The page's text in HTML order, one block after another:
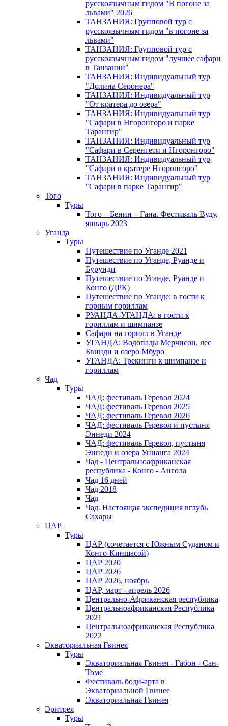
русскоязычным гидом "В погоне за
львами" 2026
ТАНЗАНИЯ: Групповой тур с
русскоязычным гидом "в погоне за
львами"
ТАНЗАНИЯ: Групповой тур с
русскоязычным гидом "лучшее сафари
в Танзании"
ТАНЗАНИЯ: Индивидуальный тур
"Долина Серонера"
ТАНЗАНИЯ: Индивидуальный тур
"От кратера до озера"
ТАНЗАНИЯ: Индивидуальный тур
"Сафари в Нгоронгоро и парке
Тарангир"
ТАНЗАНИЯ: Индивидуальный тур
"Сафари в Серенгети и Нгоронгоро"
ТАНЗАНИЯ: Индивидуальный тур
"Сафари в кратере Нгоронгоро"
ТАНЗАНИЯ: Индивидуальный тур
"Сафари в парке Тарангир"
Того
Туры
Того – Бенин – Гана. Фестиваль Вуду,
январь 2023
Уганда
Туры
Путешествие по Уганде 2021
Путешествие по Уганде, Руанде и
Бурунди
Путешествие по Уганде, Руанде и
Конго (ДРК)
Путешествие по Уганде: в гости к
горным гориллам
РУАНДА-УГАНДА: в гости к
гориллам и шимпанзе
Сафари на горилл в Уганде
УГАНДА: Водопады Мерчисон, лес
Бвинди и озеро Мбуро
УГАНДА: Трекинги к шимпанзе и
гориллам
Чад
Туры
ЧАД: фестиваль Геревол 2024
ЧАД: фестиваль Геревол 2025
ЧАД: фестиваль Геревол 2026
ЧАД: фестиваль Геревол и пустыня
Эннеди 2024
ЧАД: фестиваль Геревол, пустыня
Эннеди и озера Унианга 2024
Чад - Центральноафриканская
республика - Конго - Ангола
Чад 16 дней
Чад 2018
Чад
Чад. Настоящая экспедиция вглубь
Сахары
ЦАР
Туры
ЦАР (сочетается с Южным Суданом и
Конго-Киншасой)
ЦАР 2020
ЦАР 2026
ЦАР 2026, ноябрь
ЦАР, март - апрель 2026
Центрально-Африканская республика
Центральноафриканская Республика
2021
Центральноафриканская Республика
2022
Экваториальная Гвинея
Туры
Экваториальная Гвинея - Габон - Сан-
Томе
Фестиваль боди-арта в
Экваториальной Гвинее
Экваториальная Гвинея
Эритрея
Туры